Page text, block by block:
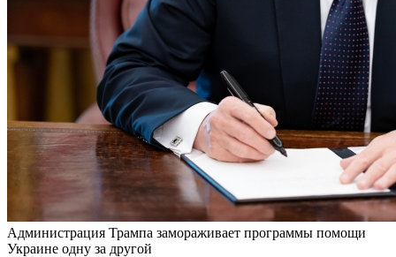
Администрация Трампа замораживает программы помощи
Украине одну за другой